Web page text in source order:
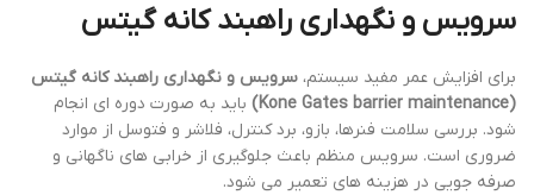
سرویس و نگهداری راهبند کانه گیتس
برای افزایش عمر مفید سیستم، سرویس و نگهداری راهبند کانه گیتس
(Kone Gates barrier maintenance)
باید به صورت دوره ای انجام
شود. بررسی سلامت فنرها، بازو، برد کنترل، فلاشر و فتوسل از موارد
ضروری است. سرویس منظم باعث جلوگیری از خرابی های ناگهانی و
صرفه جویی در هزینه های تعمیر می شود.